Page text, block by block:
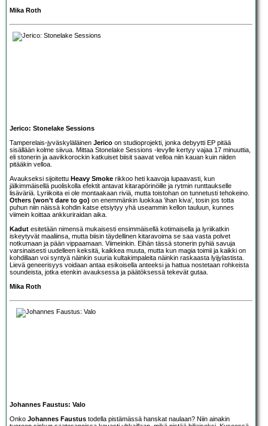
Mika Roth
Jerico: Stonelake Sessions
Tamperelais-jyväskyläläinen Jerico on studioprojekti, jonka debyytti EP pitää
sisällään kolme siivua. Mittaa Stonelake Sessions -levylle kertyy vajaa 17 minuuttia,
eli stonerin ja aavikkorockin katkuiset biisit saavat velloa niin kauan kuin niiden
pitääkin velloa.
Avaukseksi sijoitettu Heavy Smoke rikkoo heti kaavoja lupaavasti, kun
jälkimmäisellä puoliskolla efektit antavat kitarapörinöille ja rytmin runttaukselle
lisäväriä. Lyriikoita ei ole montaakaan riviä, mutta toistohan on tunnetusti tehokeino.
Others (won’t dare to go) on enemmänkin luokkaa ’ihan kiva’, tosin jos totta
puhun niin näissä kohdin katse etsiytyy yhä useammin kellon tauluun, kunnes
viimein koittaa ankkuriraidan aika.
Kadut esitetään nimensä mukaisesti ensimmäisellä kotimaisella ja lyriikatkin
iskeytyvät maaliinsa, mutta biisin täydellinen kitaravoima se saa vasta polvet
notkumaan ja pään vippaamaan. Viimeinkin. Eihän tässä stonerin pyhiä savuja
varsinaisesti uudelleen keksitä, kaikkea muuta, mutta kun magia toimii ja kaikki on
kohdillaan voi syntyä näinkin suuria kultakimpaleita näinkin raskaasta lyijylastista.
Lievä geneerisyys voidaan antaa esikoisella anteeksi ja hattua nostetaan rohkeista
soundeista, jotka etenkin avauksessa ja päätöksessä tekevät gutaa.
Mika Roth
Johannes Faustus: Valo
Onko Johannes Faustus todella pistämässä hanskat naulaan? Niin ainakin